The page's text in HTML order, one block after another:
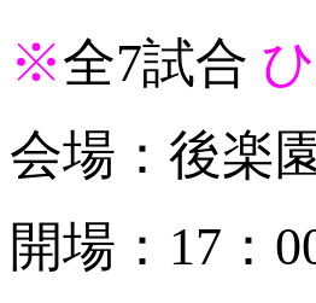
※全7試合
会場：後楽
開場：17：